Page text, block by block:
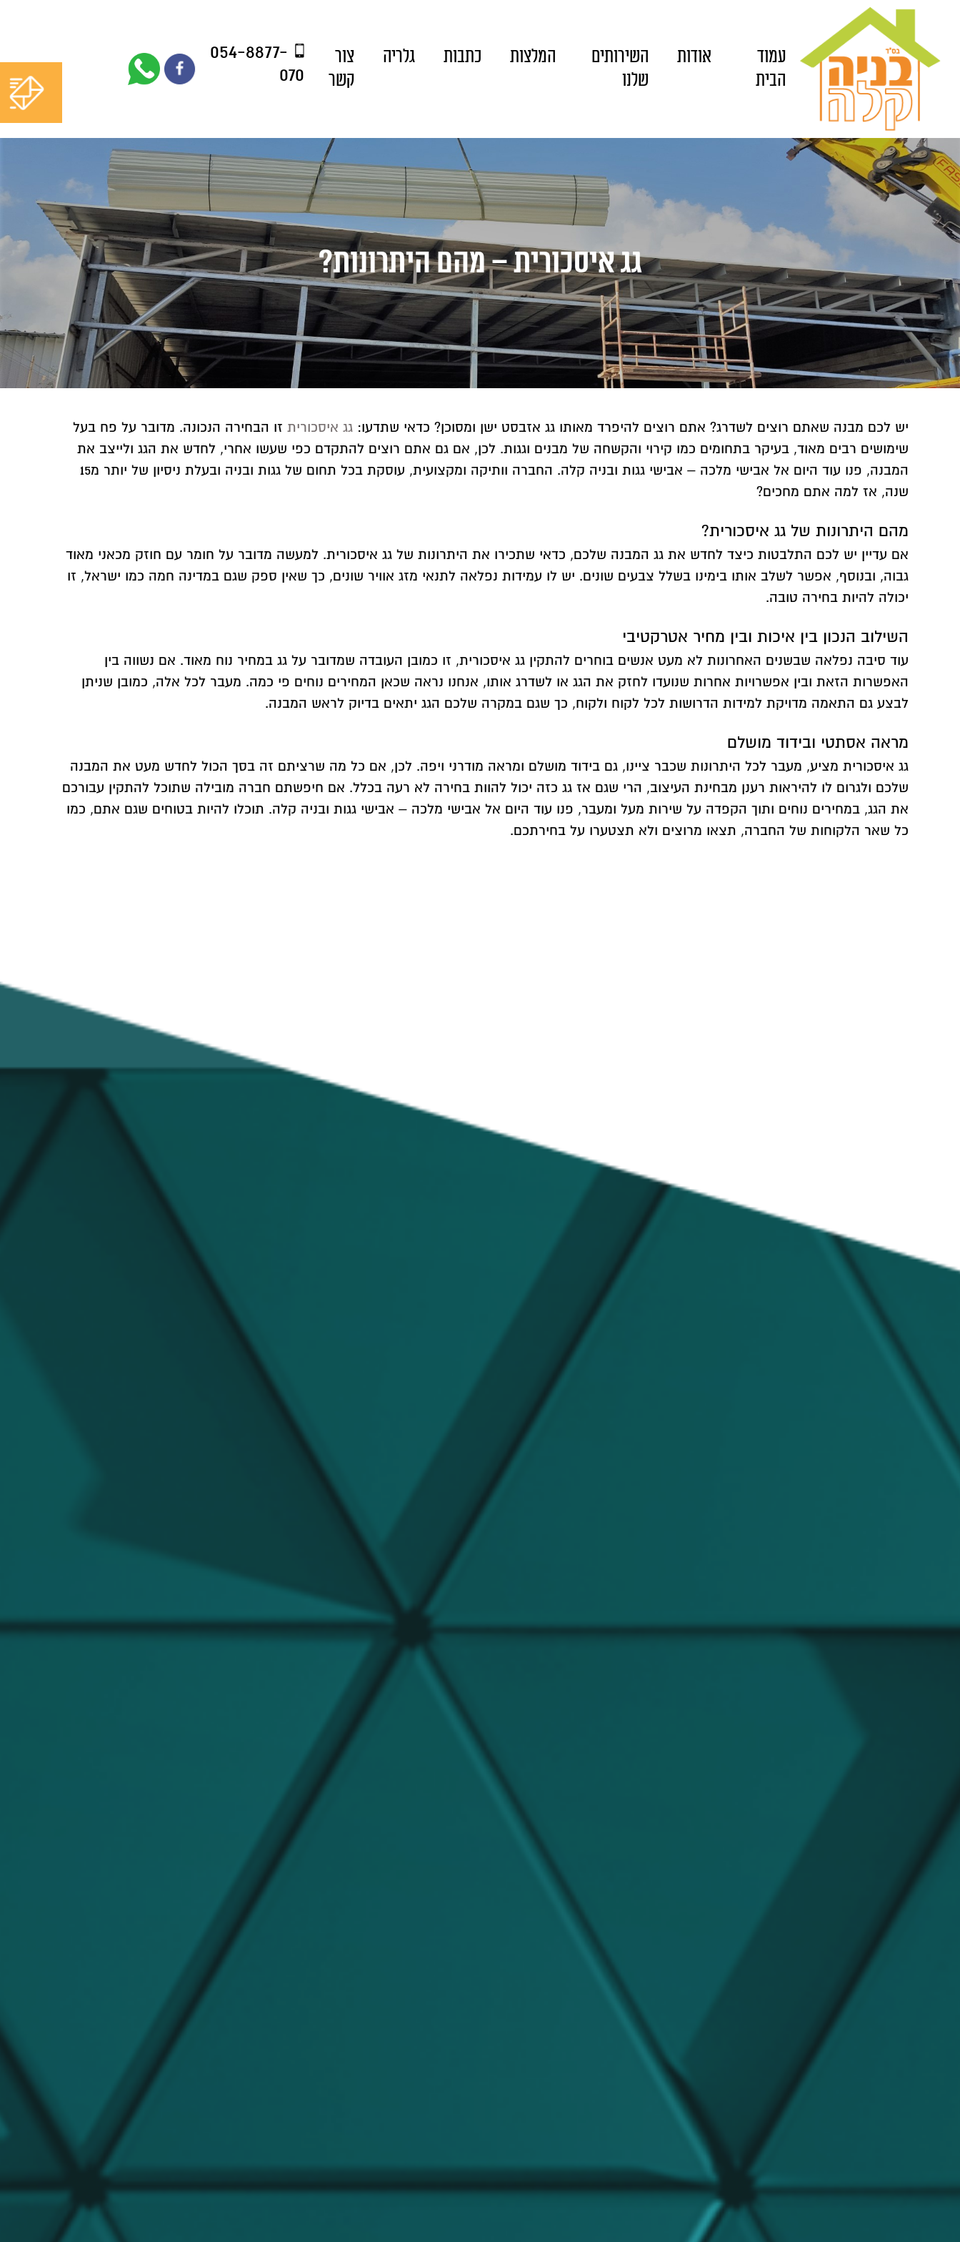
עמוד
הבית
אודות
השירותים
שלנו
המלצות כתבות גלריה
צור
קשר
054-8877-
070
054-8877-
גג איסכורית – מהם היתרונות?
יש לכם מבנה שאתם רוצים לשדרג? אתם רוצים להיפרד מאותו גג אזבסט ישן ומסוכן? כדאי שתדעו: גג איסכורית זו הבחירה הנכונה. מדובר על פח בעל
שימושים רבים מאוד, בעיקר בתחומים כמו קירוי והקשחה של מבנים וגגות. לכן, אם גם אתם רוצים להתקדם כפי שעשו אחרי, לחדש את הגג ולייצב את
המבנה, פנו עוד היום אל אבישי מלכה – אבישי גגות ובניה קלה. החברה וותיקה ומקצועית, עוסקת בכל תחום של גגות ובניה ובעלת ניסיון של יותר מ15
שנה, אז למה אתם מחכים?
מהם היתרונות של גג איסכורית?
אם עדיין יש לכם התלבטות כיצד לחדש את גג המבנה שלכם, כדאי שתכירו את היתרונות של גג איסכורית. למעשה מדובר על חומר עם חוזק מכאני מאוד
גבוה, ובנוסף, אפשר לשלב אותו בימינו בשלל צבעים שונים. יש לו עמידות נפלאה לתנאי מזג אוויר שונים, כך שאין ספק שגם במדינה חמה כמו ישראל, זו
יכולה להיות בחירה טובה.
השילוב הנכון בין איכות ובין מחיר אטרקטיבי
עוד סיבה נפלאה שבשנים האחרונות לא מעט אנשים בוחרים להתקין גג איסכורית, זו כמובן העובדה שמדובר על גג במחיר נוח מאוד. אם נשווה בין
האפשרות הזאת ובין אפשרויות אחרות שנועדו לחזק את הגג או לשדרג אותו, אנחנו נראה שכאן המחירים נוחים פי כמה. מעבר לכל אלה, כמובן שניתן
לבצע גם התאמה מדויקת למידות הדרושות לכל לקוח ולקוח, כך שגם במקרה שלכם הגג יתאים בדיוק לראש המבנה.
מראה אסתטי ובידוד מושלם
גג איסכורית מציע, מעבר לכל היתרונות שכבר ציינו, גם בידוד מושלם ומראה מודרני ויפה. לכן, אם כל מה שרציתם זה בסך הכול לחדש מעט את המבנה
שלכם ולגרום לו להיראות רענן מבחינת העיצוב, הרי שגם אז גג כזה יכול להוות בחירה לא רעה בכלל. אם חיפשתם חברה מובילה שתוכל להתקין עבורכם
את הגג, במחירים נוחים ותוך הקפדה על שירות מעל ומעבר, פנו עוד היום אל אבישי מלכה – אבישי גגות ובניה קלה. תוכלו להיות בטוחים שגם אתם, כמו
כל שאר הלקוחות של החברה, תצאו מרוצים ולא תצטערו על בחירתכם.